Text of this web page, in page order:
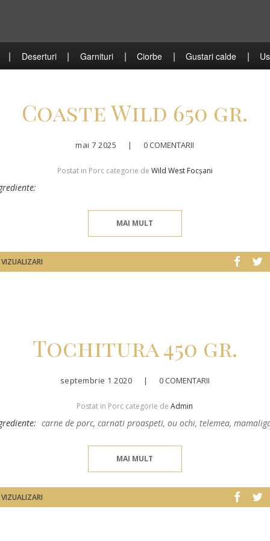
| Deserturi | Garnituri | Ciorbe | Gustari calde |
Coaste Wild 650 gr.
mai 7 2025 | 0 COMENTARII
Postat in Porc categorie de Wild West Focșani
MAI MULT
Tochitura 450 gr.
septembrie 1 2020 | 0 COMENTARII
Postat in Porc categorie deAdmin
carne de porc, carnati proaspeti, ou ochi, telemea,
MAI MULT